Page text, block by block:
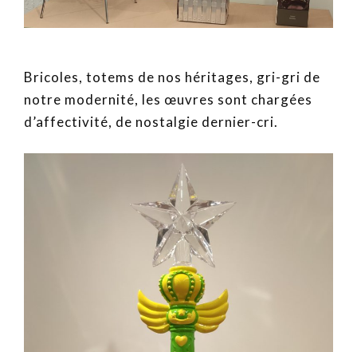
Bricoles, totems de nos héritages, gri-gri de
notre modernité, les œuvres sont chargées
d’affectivité, de nostalgie dernier-cri.